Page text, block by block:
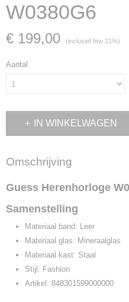
W0380G6
€ 199,00 (inclusief btw 21%)
Aantal
IN WINKELWAGEN
Omschrijving
Guess Herenhorloge
Samenstelling
Materiaal band: Leer
Materiaal glas: Mineraalglas
Materiaal kast: Staal
Stijl: Fashion
Artikel: 848301599000000